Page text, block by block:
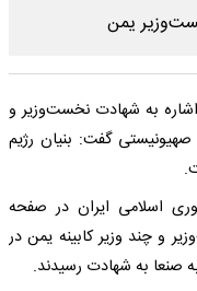
به شهادت نخست‌وزیر و
صهیونیستی گفت: بنیان رژیم
اسلامی ایران در صفحه
و چند وزیر کابینه یمن در
صنعا به شهادت رسیدند.